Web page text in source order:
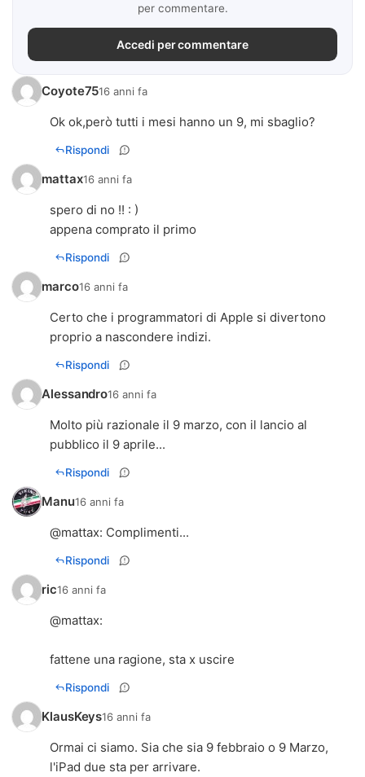
per commentare.
Accedi per commentare
Coyote7516 anni fa
Ok ok,però tutti i mesi hanno un 9, mi sbaglio?
Rispondi
mattax16 anni fa
spero di no !! : )
appena comprato il primo
Rispondi
marco16 anni fa
Certo che i programmatori di Apple si divertono
proprio a nascondere indizi.
Rispondi
Alessandro16 anni fa
Molto più razionale il 9 marzo, con il lancio al
pubblico il 9 aprile...
Rispondi
Manu16 anni fa
@mattax: Complimenti...
Rispondi
ric16 anni fa
@mattax:
fattene una ragione, sta x uscire
Rispondi
KlausKeys16 anni fa
Ormai ci siamo. Sia che sia 9 febbraio o 9 Marzo,
l'iPad due sta per arrivare.